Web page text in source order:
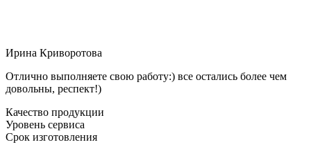
Ирина Криворотова
Отлично выполняете свою работу:) все остались более чем
довольны, респект!)
Качество продукции
Уровень сервиса
Срок изготовления